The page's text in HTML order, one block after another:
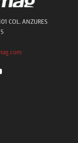
COL. ANZURES